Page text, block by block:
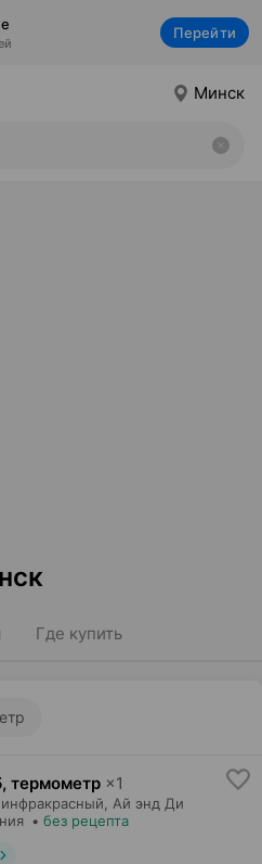
Перейти
Минск
Где купить
термометр ×1
Ай энд Ди
• без рецепта